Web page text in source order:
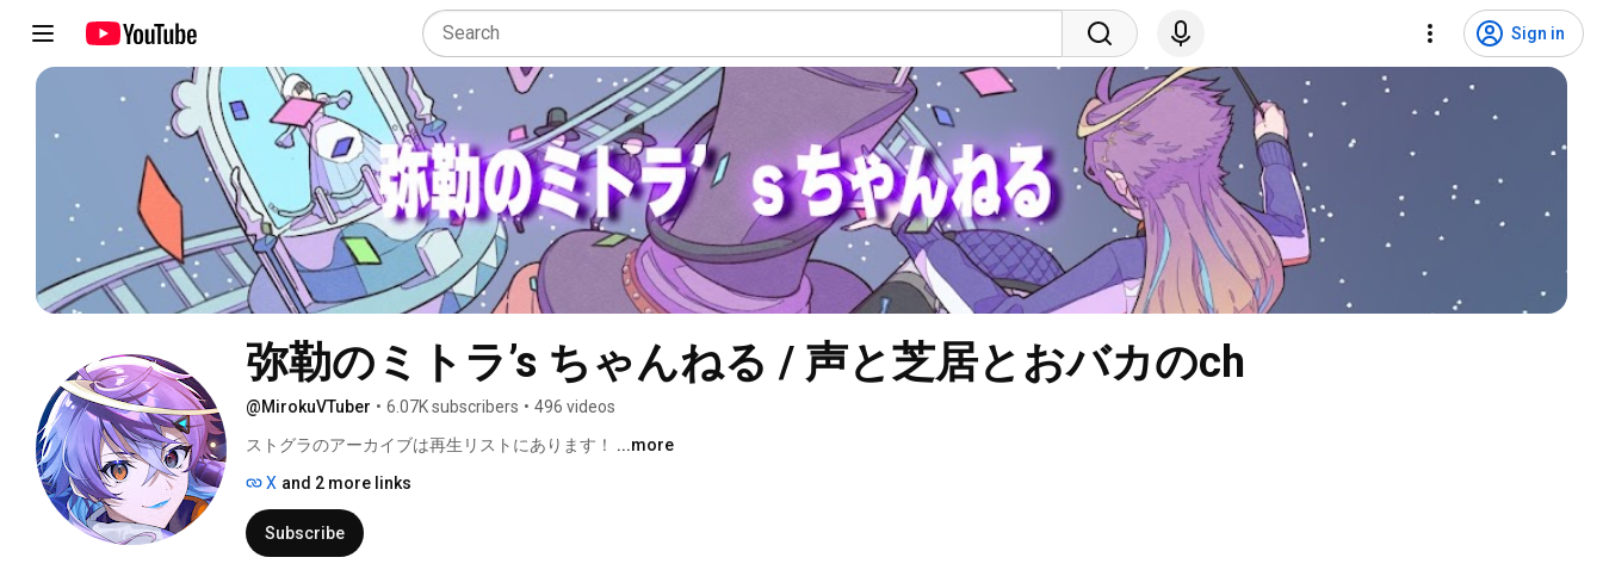
Sign in
弥勒のミトラ’s ちゃんねる / 声と芝居とおバカのch
@MirokuVTuber • 6.07K subscribers • 496 videos
ストグラのアーカイブは再生リストにあります！ ...more
X and 2 more links
Subscribe